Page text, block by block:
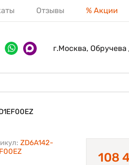
Отзывы % Акции
г.Москва, Обручева
ZD6A142-
108